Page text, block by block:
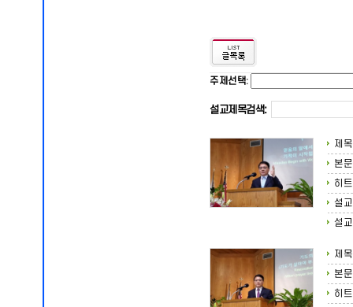
주제선택:
설교제목검색:
제목
본문
히트
설
설
제목
본문
히트